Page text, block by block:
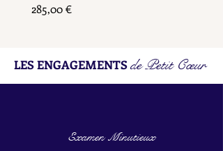
Prix
285,00 €
LES ENGAGEMENTSde Petit Cœur
Examen Minutieux